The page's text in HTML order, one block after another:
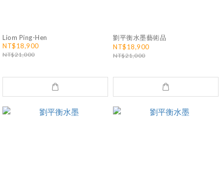
Liom Ping-Hen
NT$18,900
NT$21,000
劉平衡水墨藝術品
NT$18,900
NT$21,000